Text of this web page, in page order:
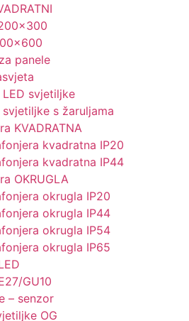
panele
svjetiljke
s žaruljama
KVADRATNA
kvadratna IP20
kvadratna IP44
OKRUGLA
okrugla IP20
okrugla IP44
okrugla IP54
okrugla IP65
GU10
– senzor
OG